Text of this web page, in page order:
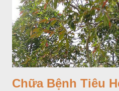
Chữa Bệnh Tiêu